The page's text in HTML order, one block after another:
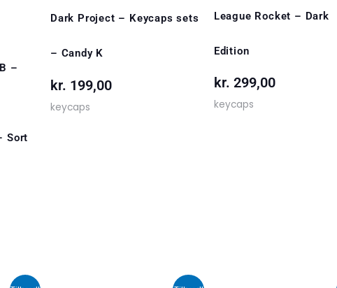
–
Sort
Dark Project – Keycaps sets
– Candy K
kr. 199,00
keycaps
League Rocket – Dark
Edition
kr. 299,00
keycaps